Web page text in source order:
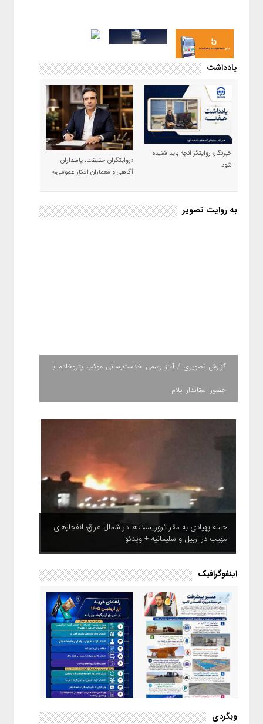
یادداشت
خبرنگار؛ روایتگر آنچه باید شنیده
شود
«روایتگران حقیقت، پاسداران
آگاهی و معماران افکار عمومی،»
به روایت تصویر
گزارش تصویری / آغاز رسمی خدمت‌رسانی موکب پتروخادم با
حضور استاندار ایلام
حمله پهپادی به مقر تروریست‌ها در شمال عراق؛ انفجارهای
مهیب در اربیل و سلیمانیه + ویدئو
اینفوگرافیک
اینفوگرافیک / راهنمای خرید ارز
وبگردی